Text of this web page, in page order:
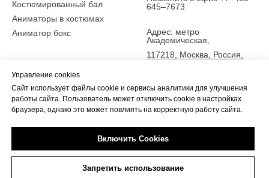
Костюмированный бал
Аниматоры в костюмах
Аниматор бокс
645–7673
Адрес: метро
Академическая,
117218, Москва, Россия,
5 эт., офис Фестиваль-парк
Управление cookies
Сайт использует файлы cookie и сервисы аналитики для улучшения
работы сайта. Пользователь может отключить cookie в настройках
браузера, однако это может повлиять на корректную работу сайта.
Включить Cookies
Запретить использование